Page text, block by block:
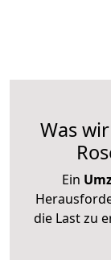
Was
Ein
die Last zu